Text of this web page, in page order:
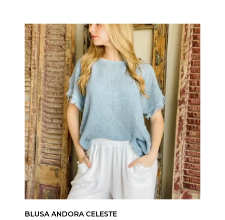
BLUSA ANDORA CELESTE